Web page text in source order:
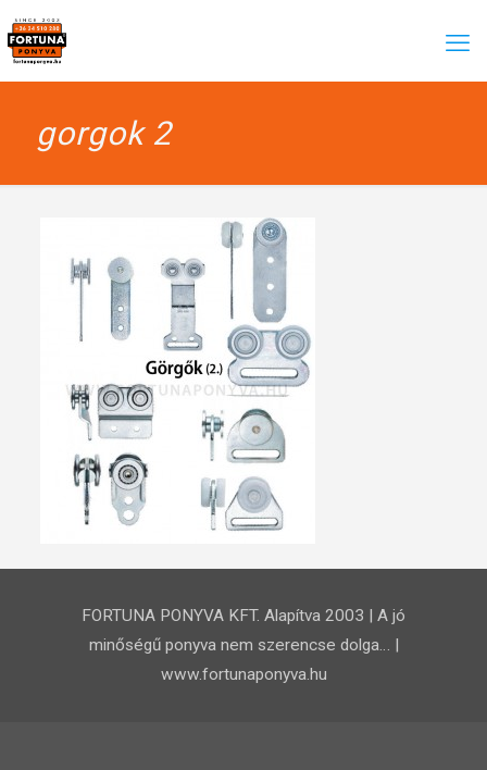
gorgok 2
FORTUNA PONYVA KFT. Alapítva 2003 | A jó
minőségű ponyva nem szerencse dolga… |
www.fortunaponyva.hu